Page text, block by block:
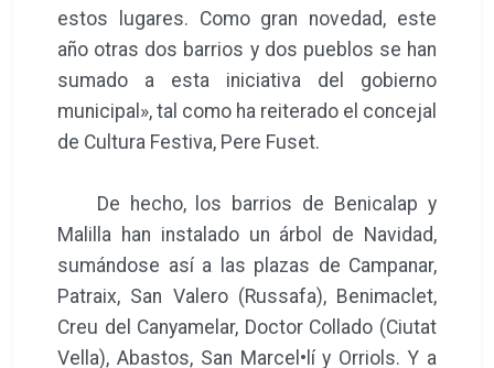
estos lugares. Como gran novedad, este
año otras dos barrios y dos pueblos se han
sumado a esta iniciativa del gobierno
municipal», tal como ha reiterado el concejal
de Cultura Festiva, Pere Fuset.
De hecho, los barrios de Benicalap y
Malilla han instalado un árbol de Navidad,
sumándose así a las plazas de Campanar,
Patraix, San Valero (Russafa), Benimaclet,
Creu del Canyamelar, Doctor Collado (Ciutat
Vella), Abastos, San Marcel•lí y Orriols. Y a